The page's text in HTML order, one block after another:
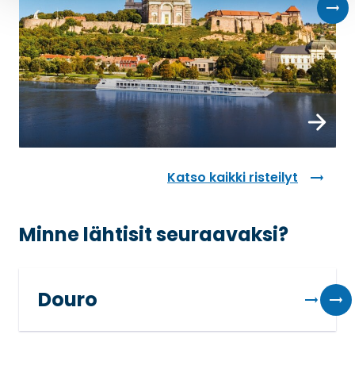
Katso kaikki risteilyt
Minne lähtisit seuraavaksi?
Douro